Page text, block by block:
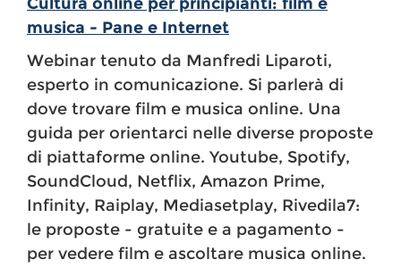
musica - Pane e Internet
Webinar tenuto da Manfredi Liparoti,
esperto in comunicazione. Si parlerà di
dove trovare film e musica online. Una
guida per orientarci nelle diverse proposte
di piattaforme online. Youtube, Spotify,
SoundCloud, Netflix, Amazon Prime,
Infinity, Raiplay, Mediasetplay, Rivedila7:
le proposte - gratuite e a pagamento -
per vedere film e ascoltare musica online.